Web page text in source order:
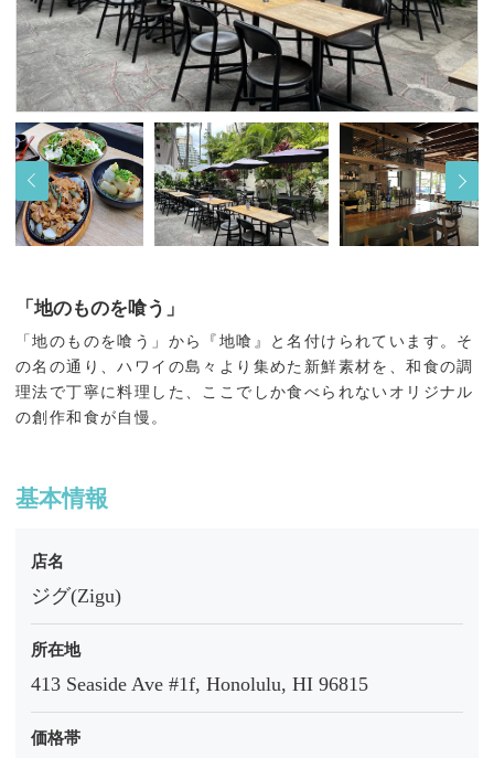
「地のものを喰う」
「地のものを喰う」から『地喰』と名付けられています。そ
の名の通り、ハワイの島々より集めた新鮮素材を、和食の調
理法で丁寧に料理した、ここでしか食べられないオリジナル
の創作和食が自慢。
基本情報
店名
ジグ(Zigu)
所在地
413 Seaside Ave #1f, Honolulu, HI 96815
価格帯